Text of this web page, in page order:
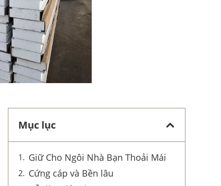
Mục lục
Giữ Cho Ngôi Nhà Bạn Thoải Mái
Cứng cáp và Bền lâu